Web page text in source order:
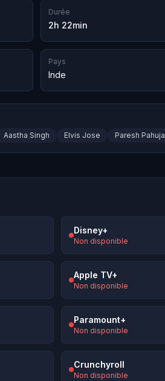
Durée
2h 22min
Pays
Inde
Aastha Singh Elvis Jose Paresh Pahuja
Disney+
Non disponible
Apple TV+
Non disponible
Paramount+
Non disponible
Crunchyroll
Non disponible